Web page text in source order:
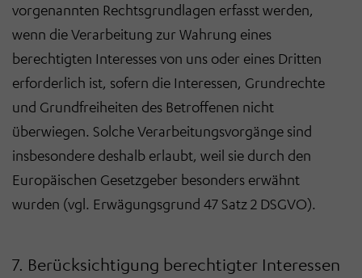
vorgenannten Rechtsgrundlagen erfasst werden,
wenn die Verarbeitung zur Wahrung eines
berechtigten Interesses von uns oder eines Dritten
erforderlich ist, sofern die Interessen, Grundrechte
und Grundfreiheiten des Betroffenen nicht
überwiegen. Solche Verarbeitungsvorgänge sind
insbesondere deshalb erlaubt, weil sie durch den
Europäischen Gesetzgeber besonders erwähnt
wurden (vgl. Erwägungsgrund 47 Satz 2 DSGVO).
7. Berücksichtigung berechtigter Interessen